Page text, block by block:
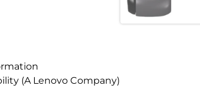
(A Lenovo Company)